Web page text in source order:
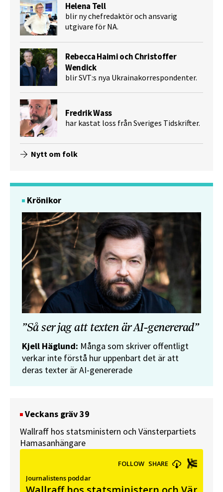
Helena Tell
blir ny chefredaktör och ansvarig
utgivare för NA.
Rebecca Haimi och Christoffer
Wendick
blir SVT:s nya Ukrainakorrespondenter.
Fredrik Wass
har kastat loss från Sveriges Tidskrifter.
Nytt om folk
Krönikor
”Så ser jag att texten är AI-genererad”
Kjell Häglund: Många som skriver offentligt
verkar inte förstå hur uppenbart det är att
deras texter är AI-genererade
Veckans gräv 39
Wallraff hos statsministern och Vänsterpartiets
Hamasanhängare